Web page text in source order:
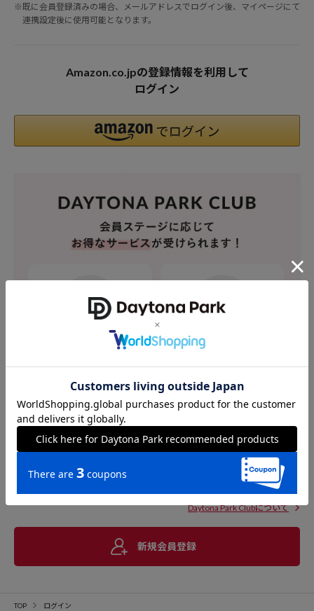
※既に会員登録済みの場合、メールアドレスでログイン後、マイページにて
連携設定後に使用可能となります。
Amazon.co.jpの登録情報を利用して
ログイン
Daytona Park Clubについて
新規会員登録
TOP ログイン